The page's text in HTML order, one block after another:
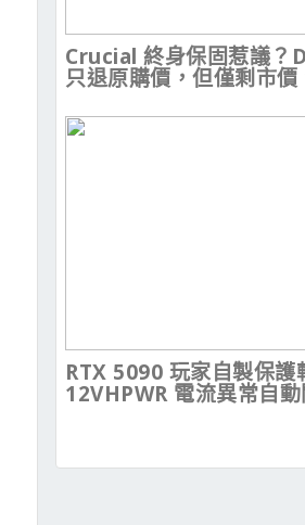
Crucial 終身保固惹議？
只退原購價，但僅剩市價
RTX 5090 玩家自製保護
12VHPWR 電流異常自